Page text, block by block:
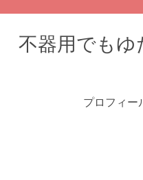
不器用でも
プロフィー